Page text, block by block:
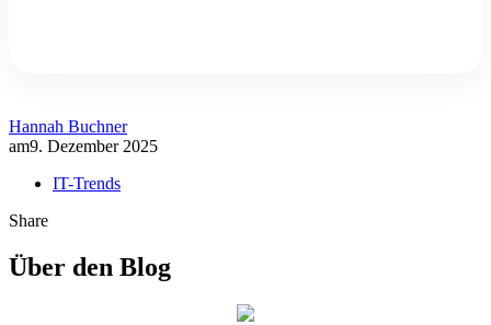
Hannah Buchner
am9. Dezember 2025
IT-Trends
Share
Über den Blog